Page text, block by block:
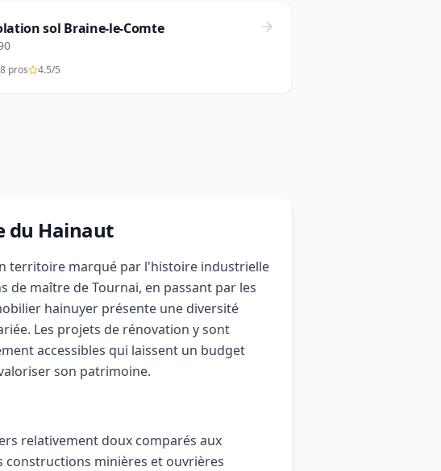
sol Braine-le-Comte
pros 4.5/5
du Hainaut
territoire marqué par l'histoire industrielle
de maître de Tournai, en passant par les
hainuyer présente une diversité
Les projets de rénovation y sont
accessibles qui laissent un budget
son patrimoine.
relativement doux comparés aux
constructions minières et ouvrières